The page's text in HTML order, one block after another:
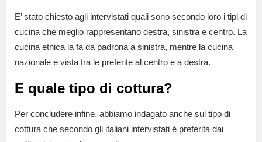
E’ stato chiesto agli intervistati quali sono secondo loro i tipi di
cucina che meglio rappresentano destra, sinistra e centro. La
cucina etnica la fa da padrona a sinistra, mentre la cucina
nazionale è vista tra le preferite al centro e a destra.
E quale tipo di cottura?
Per concludere infine, abbiamo indagato anche sul tipo di
cottura che secondo gli italiani intervistati è preferita dai